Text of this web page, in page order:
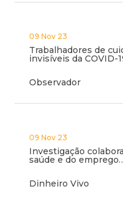
09 Nov 23
Trabalhadores de
invisíveis da COVID-
Observador
09 Nov 23
Investigação
saúde e do
Dinheiro Vivo